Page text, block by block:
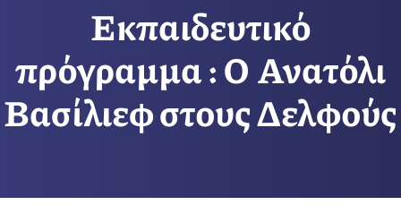
Εκπαιδευτικό
πρόγραμμα : Ο Ανατόλι
Βασίλιεφ στους Δελφούς